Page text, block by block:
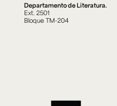
Departamento de Literatura.
Ext. 2501
Bloque TM-204